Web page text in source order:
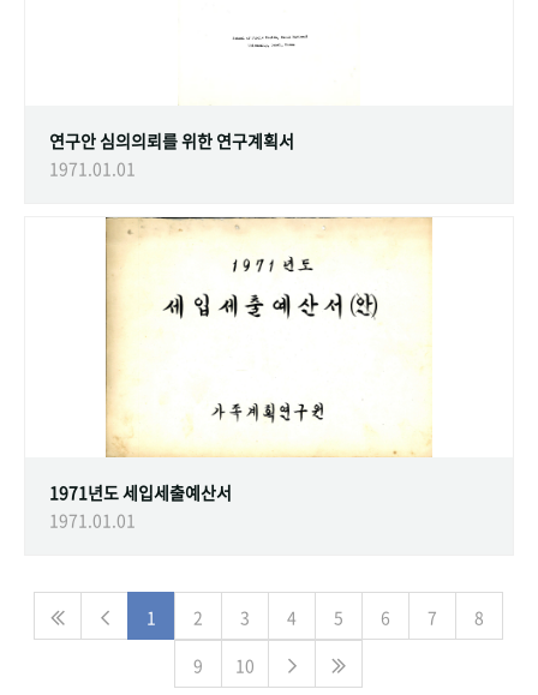
연구안 심의의뢰를 위한 연구계획서
1971.01.01
1971년도 세입세출예산서
1971.01.01
1 2 3 4 5 6 7
8
9
10